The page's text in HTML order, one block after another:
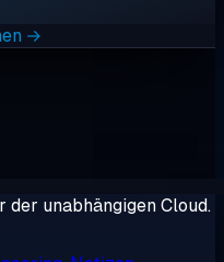
→
der unabhängigen Cloud.